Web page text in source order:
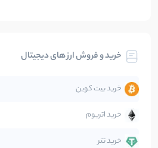
تحلیل
جهان
دیفای
خرید و فروش ارز های دیجیتال
خرید بیت کوین
خرید اتریوم
خرید تتر